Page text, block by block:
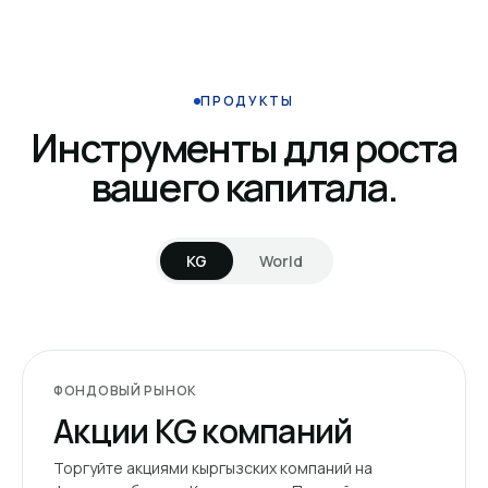
ПРОДУКТЫ
Инструменты для роста
вашего капитала.
KG World
ФОНДОВЫЙ РЫНОК
Акции KG компаний
Торгуйте акциями кыргызских компаний на